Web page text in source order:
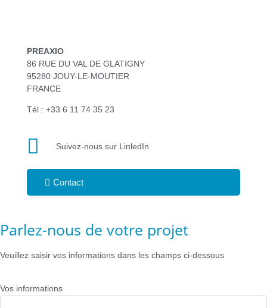
PREAXIO
86 RUE DU VAL DE GLATIGNY
95280 JOUY-LE-MOUTIER
FRANCE
Tél : +33 6 11 74 35 23‬
Suivez-nous sur LinledIn
Contact
Parlez-nous de votre projet
Veuillez saisir vos informations dans les champs ci-dessous
Vos informations